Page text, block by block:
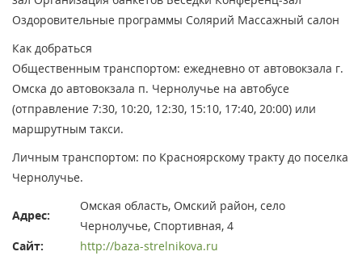
Оздоровительные программы Солярий Массажный салон
Как добраться
Общественным транспортом: ежедневно от автовокзала г.
Омска до автовокзала п. Чернолучье на автобусе
(отправление 7:30, 10:20, 12:30, 15:10, 17:40, 20:00) или
маршрутным такси.
Личным транспортом: по Красноярскому тракту до поселка
Чернолучье.
Адрес:
Омская область, Омский район, село
Чернолучье, Спортивная, 4
Сайт:
http://baza-strelnikova.ru